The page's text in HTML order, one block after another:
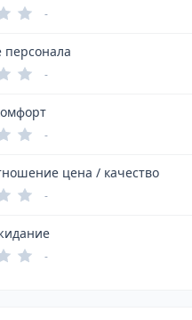
-
-
-
цена / качество
-
-